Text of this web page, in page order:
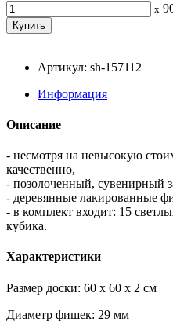
x
Артикул: sh-157112
Информация
Описание
- несмотря на невысокую
качественно,
- позолоченный, сувенирный
- деревянные лакированные
- в комплект входит: 15
кубика.
Характеристики
Размер доски: 60 x 60 x 2 см
Диаметр фишек: 29 мм